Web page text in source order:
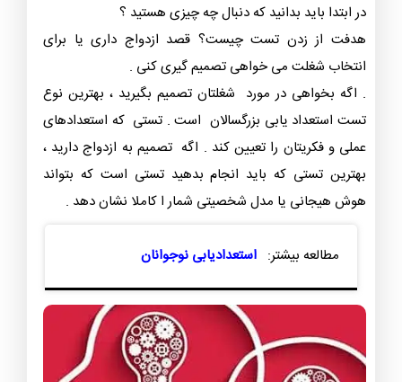
در ابتدا باید بدانید که دنبال چه چیزی هستید ؟
هدفت از زدن تست چیست؟ قصد ازدواج داری یا برای
انتخاب شغلت می خواهی تصمیم گیری کنی .
. اگه بخواهی در مورد شغلتان تصمیم بگیرید ، بهترین نوع
تست استعداد یابی بزرگسالان است . تستی که استعدادهای
عملی و فکریتان را تعیین کند . اگه تصمیم به ازدواج دارید ،
بهترین تستی که باید انجام بدهید تستی است که بتواند
هوش هیجانی یا مدل شخصیتی شمار ا کاملا نشان دهد .
مطالعه بیشتر: استعدادیابی نوجوانان